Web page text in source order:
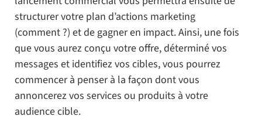
structurer votre plan d’actions marketing
(comment ?) et de gagner en impact. Ainsi, une fois
que vous aurez conçu votre offre, déterminé vos
messages et identifiez vos cibles, vous pourrez
commencer à penser à la façon dont vous
annoncerez vos services ou produits à votre
audience cible.